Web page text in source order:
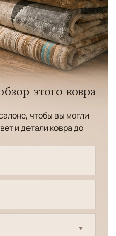
этого ковра
чтобы вы могли
и детали ковра до